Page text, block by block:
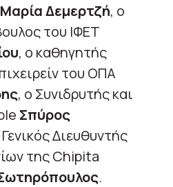
Μαρία Δεμερτζή, ο
του IΦΕΤ
, ο καθηγητής
του ΟΠΑ
, ο Συνιδρυτής και
Σπύρος
Διευθυντής
της Chipita
.